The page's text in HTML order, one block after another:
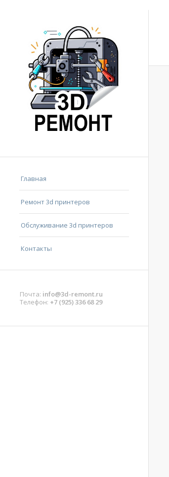
Главная
Ремонт 3d принтеров
Обслуживание 3d принтеров
Контакты
Почта: info@3d-remont.ru
Телефон: +7 (925) 336 68 29